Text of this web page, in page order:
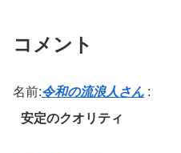
コメント
名前:令和の流浪人さん :
安定のクオリティ